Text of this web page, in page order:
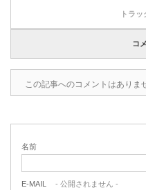
トラ
コ
この記事へのコメントはありま
名前
E-MAIL - 公開されません -